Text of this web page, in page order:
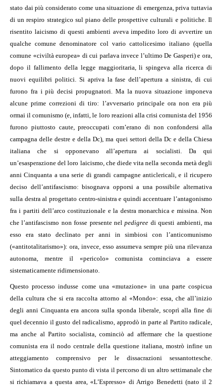
stato dai più considerato come una situazione di emergenza, priva tuttavia
di un respiro strategico sul piano delle prospettive culturali e politiche. Il
risentito laicismo di questi ambienti aveva impedito loro di avvertire un
qualche comune denominatore col vario cattolicesimo italiano (quella
comune «civiltà europea» di cui parlava invece l’ultimo De Gasperi) e ora,
dopo il fallimento della legge maggioritaria, li spingeva alla ricerca di
nuovi equilibri politici. Si apriva la fase dell’apertura a sinistra, di cui
furono fra i più decisi propugnatori. Ma la nuova situazione imponeva
alcune prime correzioni di tiro: l’avversario principale ora non era più
ormai il comunismo (e, infatti, le loro reazioni alla crisi comunista del 1956
furono piuttosto caute, preoccupati com’erano di non confondersi alla
campagna delle destre e della Dc), ma quei settori della Dc e della Chiesa
italiana che si opponevano all’apertura ai socialisti. Da qui
un’esasperazione del loro laicismo, che diede vita nella seconda metà degli
anni Cinquanta a una serie di grandi campagne anticlericali, e il ricupero
deciso dell’antifascismo: bisognava opporsi a una possibile alternativa
sulla destra al progettato centro-sinistra e quindi accentuare l’antagonismo
fra i partiti dell’arco costituzionale e la destra monarchica e missina. Non
che l’antifascismo non fosse presente nelpedigree di questi ambienti, ma
esso era stato declinato per anni in simbiosi con l’anticomunismo
(«antitotalitarismo»): ora, invece, esso assumeva sempre più una rilevanza
autonoma, mentre il «pericolo» comunista cominciava a essere
sistematicamente ridimensionato.
Questo processo indusse come una «mutazione» in una parte cospicua
della cultura che si era raccolta attorno al «Mondo»: essa, che all’inizio
degli anni Cinquanta era ancora sulla sponda liberale, scoprì alla fine di
quel decennio il gusto del radicalismo, approdò in parte al Partito radicale,
ma anche al Partito socialista, cominciò ad affermare che la questione
comunista era il nodo centrale della questione italiana, mostrò infine un
atteggiamento comprensivo per le dissacrazioni sessantottesche.
Sintomatico da questo punto di vista il percorso di un altro settimanale che
si richiamava a questa area, «L’Espresso» di Arrigo Benedetti (nato il 2